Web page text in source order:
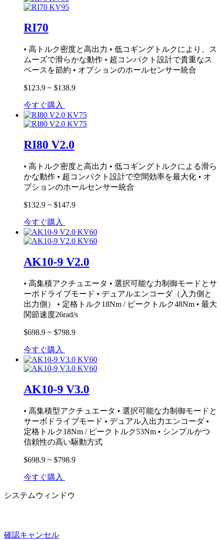
RI70
• 高トルク密度と高出力 • 低コギングトルクにより、ス
ムーズで滑らかな動作 • 超コンパクト設計で貴重なス
ペースを節約 • オプションのホールセンサー統合
$123.9 ~ $138.9
今すぐ購入
RI80 V2.0
• 高トルク密度と高出力 • 低コギングトルクによる滑ら
かな動作 • 超コンパクト設計で空間効率を最大化 • オ
プションのホールセンサー統合
$132.9 ~ $147.9
今すぐ購入
AK10-9 V2.0
• 高集積アクチュエータ • 選択可能な力制御モードとサ
ーボドライブモード • デュアルエンコーダ（入力側と
出力側） • 定格トルク18Nm / ピークトルク48Nm • 最大
関節速度26rad/s
$698.9 ~ $798.9
今すぐ購入
AK10-9 V3.0
• 高集積型アクチュエータ • 選択可能な力制御モードと
サーボドライブモード • デュアル入出力エンコーダ •
定格トルク18Nm / ピークトルク53Nm • シンプルかつ
信頼性の高い駆動方式
$698.9 ~ $798.9
今すぐ購入
システムウィンドウ
確認キャンセル